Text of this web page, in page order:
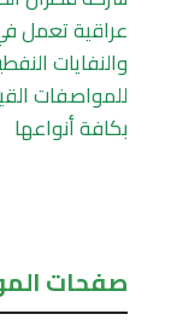
عراقية تعمل
والنفايات
للمواصفات
بكافة أنواعها
صفحات